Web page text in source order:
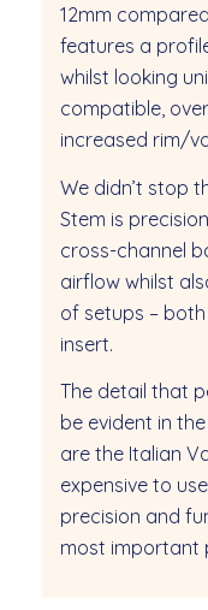
12mm
features a
whilst looking
compatible,
increased rim/
We didn’t stop
Stem is
cross-channel
airflow whilst
of setups –
insert.
The detail that
be evident in
are the Italian
expensive to
precision and
most important